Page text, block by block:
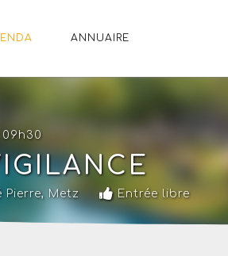
ANNUAIRE
, Metz Entrée libre